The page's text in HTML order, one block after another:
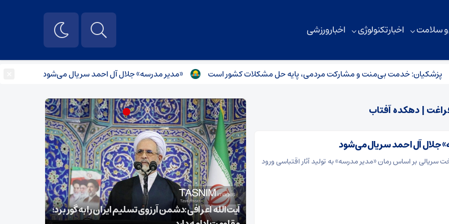
و سلامت اخبار تکنولوژی اخبار ورزشی
خدمت بی‌منت و مشارکت مردمی، پایه حل مشکلات کشور است «مدیر مدرسه» جلال آل احمد سریال می‌شود
| دهکده آفتاب
جلال آل احمد سریال می‌شود
سریالی بر اساس رمان «مدیر مدرسه» به تولید آثار اقتباسی ورود
آیت‌الله اعرافی:دشمن آرزوی تسلیم ایران را به گور برد؛